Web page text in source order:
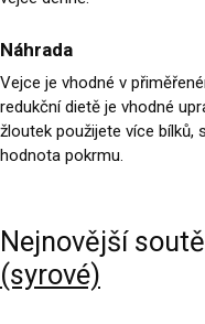
Náhrada
Vejce je vhodné v
redukční dietě je vhodné
žloutek použijete více bílků,
hodnota pokrmu.
Nejnovější
(syrové)